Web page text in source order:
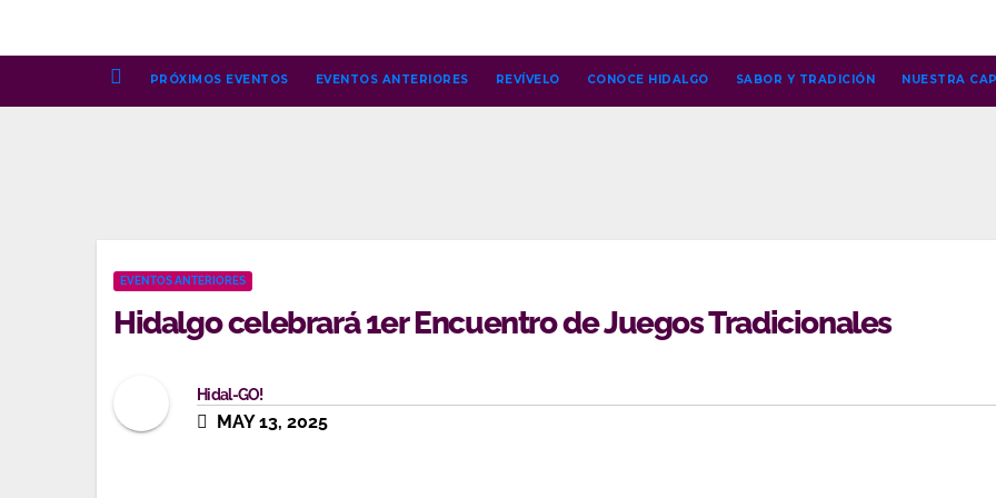
PRÓXIMOS EVENTOS EVENTOS ANTERIORES REVÍVELO CONOCE HIDALGO SABOR Y TRADICIÓN NUESTRA
EVENTOS ANTERIORES
Hidalgo celebrará 1er Encuentro de Juegos Tradicionales
Hidal-GO!
MAY 13, 2025